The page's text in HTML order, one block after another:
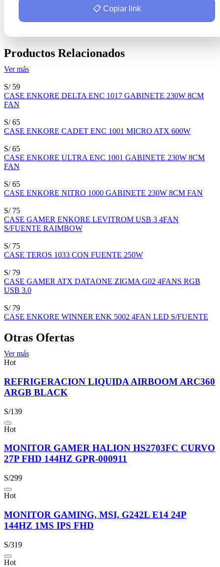
📋 Copiar link
Productos Relacionados
Ver más
S/ 59
CASE ENKORE DELTA ENC 1017 GABINETE 230W 8CM
FAN
S/ 65
CASE ENKORE CADET ENC 1001 MICRO ATX 600W
S/ 65
CASE ENKORE ULTRA ENC 1001 GABINETE 230W 8CM
FAN
S/ 65
CASE ENKORE NITRO 1000 GABINETE 230W 8CM FAN
S/ 75
CASE GAMER ENKORE LEVITROM USB 3 4FAN
S/FUENTE RAIMBOW
S/ 75
CASE TEROS 1033 CON FUENTE 250W
S/ 79
CASE GAMER ATX DATAONE ZIGMA G02 4FANS RGB
USB 3.0
S/ 79
CASE ENKORE WINNER ENK 5002 4FAN LED S/FUENTE
Otras Ofertas
Ver más
Hot
REFRIGERACION LIQUIDA AIRBOOM ARC360
ARGB BLACK
S/139
Hot
MONITOR GAMER HALION HS2703FC CURVO
27P FHD 144HZ GPR-000911
S/299
Hot
MONITOR GAMING, MSI, G242L E14 24P
144HZ 1MS IPS FHD
S/319
Hot